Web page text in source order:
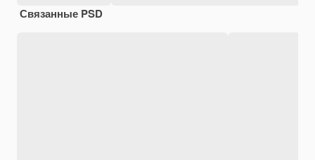
Связанные PSD